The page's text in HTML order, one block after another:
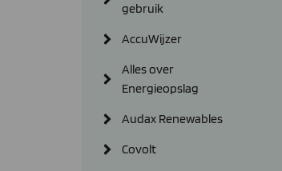
gebruik
AccuWijzer
Alles over
Energieopslag
Audax Renewables
Covolt